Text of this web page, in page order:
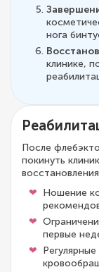
нога
клинике,
После
покинуть
Ношение
первые